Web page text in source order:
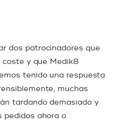
dos patrocinadores que
y que Medik8
tenido una respuesta
muchas
tardando demasiado y
pedidos ahora o